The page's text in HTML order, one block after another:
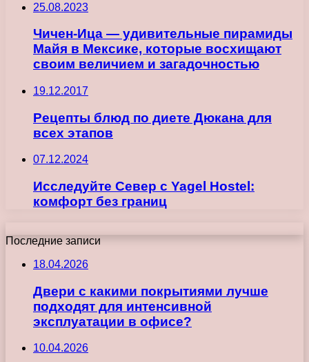
25.08.2023
Чичен-Ица — удивительные пирамиды
Майя в Мексике, которые восхищают
своим величием и загадочностью
19.12.2017
Рецепты блюд по диете Дюкана для
всех этапов
07.12.2024
Исследуйте Север с Yagel Hostel:
комфорт без границ
Последние записи
18.04.2026
Двери с какими покрытиями лучше
подходят для интенсивной
эксплуатации в офисе?
10.04.2026